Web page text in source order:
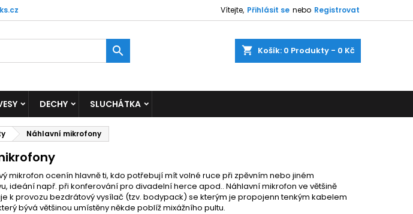
Vítejte, Přihlásit se nebo Registrovat
shopping_cart Košík: 0 Produkty - 0 Kč

DECHY SLUCHÁTKA
Náhlavní mikrofony
mikrofon ocenín hlavně ti, kdo potřebují mít volné ruce při zpěvním nebo jiném
ideání např. při konferování pro divadelní herce apod.. Náhlavní mikrofon ve většině
k provozu bezdrátový vysílač (tzv. bodypack) se kterým je propojenn tenkým kabelem
bývá většinou umístěny někde poblíž mixážního pultu.